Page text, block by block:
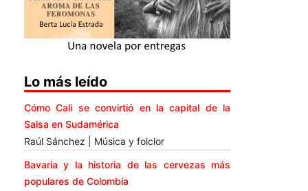
Lo más leído
Cómo Cali se convirtió en la capital de la
Salsa en Sudamérica
Raúl Sánchez | Música y folclor
Bavaria y la historia de las cervezas más
populares de Colombia